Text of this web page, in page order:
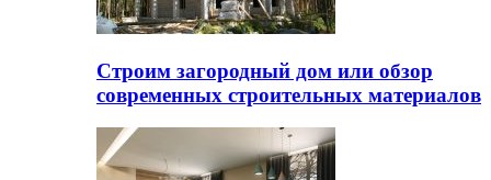
Строим загородный дом или обзор
современных строительных материалов